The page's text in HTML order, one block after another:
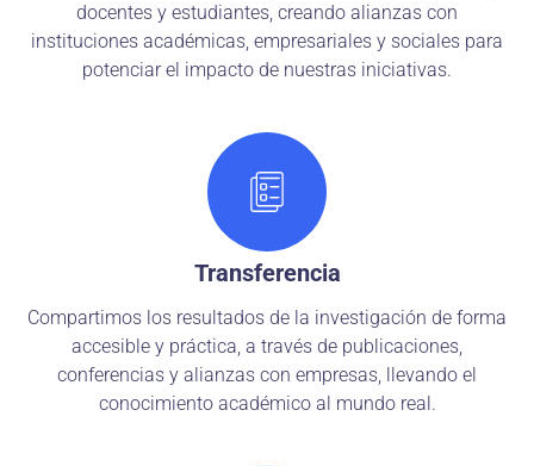
docentes y estudiantes, creando alianzas con
instituciones académicas, empresariales y sociales para
potenciar el impacto de nuestras iniciativas.
Transferencia
Compartimos los resultados de la investigación de forma
accesible y práctica, a través de publicaciones,
conferencias y alianzas con empresas, llevando el
conocimiento académico al mundo real.